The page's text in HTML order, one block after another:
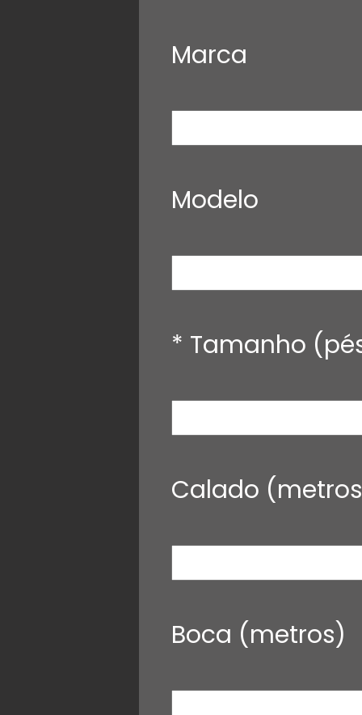
Marca
Modelo
* Tamanho
Calado
Boca (metros)